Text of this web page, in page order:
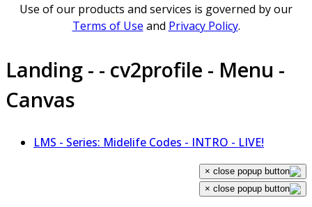
Use of our products and services is governed by our
Terms of Use and Privacy Policy.
Landing - - cv2profile - Menu -
Canvas
LMS - Series: Midelife Codes - INTRO - LIVE!
×
×